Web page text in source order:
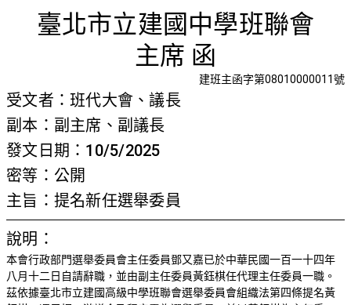
提名新任
臺北市立建國中學班聯會
主席 函
建班主函字第08010000011號
受文者：班代大會、議長
副本：副主席、副議長
發文日期：10/5/2025
密等：公開
主旨：提名新任選舉委員
說明：
本會行政部門選舉委員會主任委員鄧又嘉已於中華民國一百一十四年
八月十二日自請辭職，並由副主任委員黃鈺棋任代理主任委員一職。
茲依據臺北市立建國高級中學班聯會選舉委員會組織法第四條提名黃